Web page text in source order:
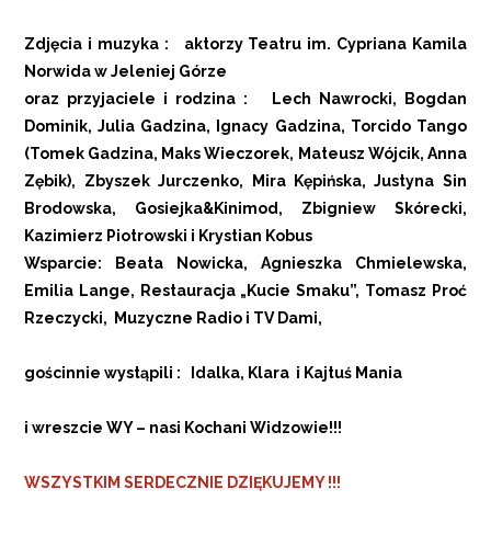
Zdjęcia i muzyka : aktorzy Teatru im. Cypriana Kamila
Norwida w Jeleniej Górze
oraz przyjaciele i rodzina : Lech Nawrocki, Bogdan
Dominik, Julia Gadzina, Ignacy Gadzina, Torcido Tango
(Tomek Gadzina, Maks Wieczorek, Mateusz Wójcik, Anna
Zębik), Zbyszek Jurczenko, Mira Kępińska, Justyna Sin
Brodowska, Gosiejka&Kinimod, Zbigniew Skórecki,
Kazimierz Piotrowski i Krystian Kobus
Wsparcie: Beata Nowicka, Agnieszka Chmielewska,
Emilia Lange, Restauracja „Kucie Smaku”, Tomasz Proć
Rzeczycki, Muzyczne Radio i TV Dami,
gościnnie wystąpili : Idalka, Klara i Kajtuś Mania
i wreszcie WY – nasi Kochani Widzowie!!!
WSZYSTKIM SERDECZNIE DZIĘKUJEMY !!!